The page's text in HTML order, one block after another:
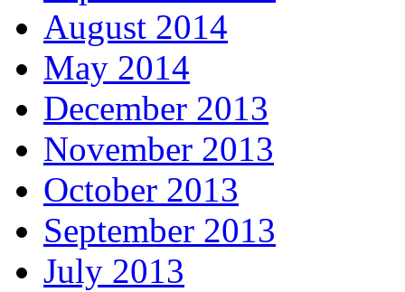
August 2014
May 2014
December 2013
November 2013
October 2013
September 2013
July 2013